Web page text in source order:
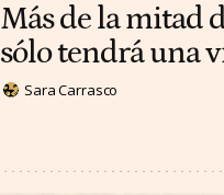
Más de la mitad
sólo tendrá una
Sara Carrasco